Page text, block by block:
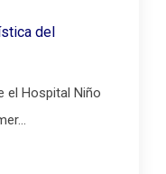
del
el Hospital Niño